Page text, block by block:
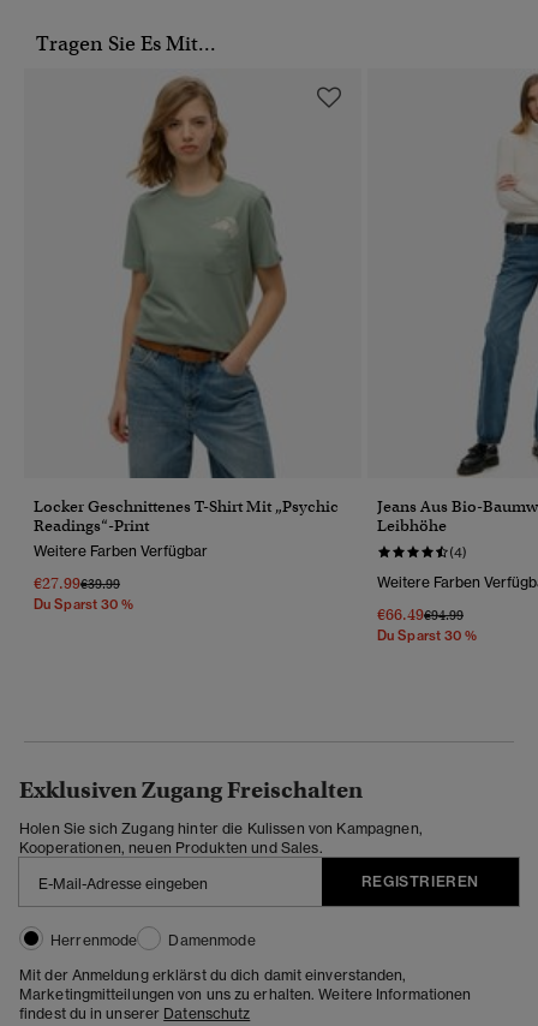
Tragen Sie Es Mit...
Locker Geschnittenes T-Shirt Mit „Psychic
Readings“-Print
Weitere Farben Verfügbar
€27.99Preis Wurde Reduziert Von
€39.99Bis
Du Sparst 30 %
Jeans Aus Bio-
Leibhöhe
(4)
Weitere Farben
€66.49Preis Wurde
€94.99Bis
Du Sparst 30 %
Exklusiven Zugang Freischalten
Holen Sie sich Zugang hinter die Kulissen von Kampagnen,
Kooperationen, neuen Produkten und Sales.
REGISTRIEREN
Herrenmode
Damenmode
Mit der Anmeldung erklärst du dich damit einverstanden,
Marketingmitteilungen von uns zu erhalten. Weitere Informationen
findest du in unserer Datenschutz